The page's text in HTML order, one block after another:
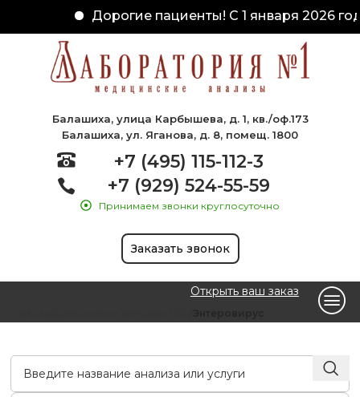
Дорогие пациенты! С 1 января 2026
Балашиха, улица Карбышева, д. 1, кв./оф.173
Балашиха, ул. Яганова, д. 8, помещ. 1800
+7 (495) 115-112-3
+7 (929) 524-55-59
Принимаем звонки круглосуточно
Заказать звонок
Открыть ваш заказ